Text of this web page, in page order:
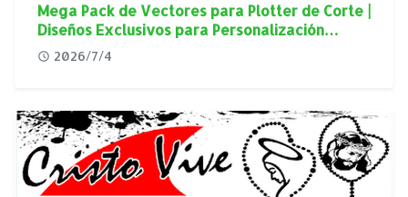
Mega Pack de Vectores para Plotter de Corte |
Diseños Exclusivos para Personalización
Automotriz
2026/7/4